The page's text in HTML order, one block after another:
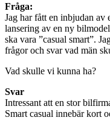
Fråga:
Jag har fått en inbjudan av
lansering av en ny
ska vara ”casual smart”.
frågor och svar vad män
Vad skulle vi kunna ha?
Svar
Intressant att en stor
Smart casual innebär kort